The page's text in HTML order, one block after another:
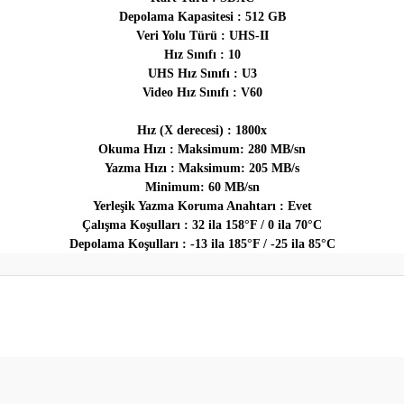
Depolama Kapasitesi : 512 GB
Veri Yolu Türü : UHS-II
Hız Sınıfı : 10
UHS Hız Sınıfı : U3
Video Hız Sınıfı : V60
Hız (X derecesi) : 1800x
Okuma Hızı : Maksimum: 280 MB/sn
Yazma Hızı : Maksimum: 205 MB/s
Minimum: 60 MB/sn
Yerleşik Yazma Koruma Anahtarı : Evet
Çalışma Koşulları : 32 ila 158°F / 0 ila 70°C
Depolama Koşulları : -13 ila 185°F / -25 ila 85°C